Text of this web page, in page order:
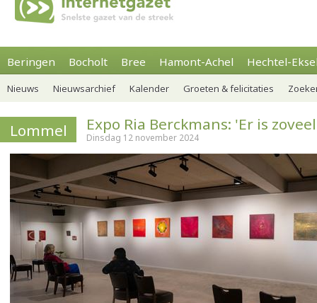
Beringen Bocholt Bree Hamont-Achel Hechtel-
Nieuws Nieuwsarchief Kalender Groeten & felicitaties
Lommel Expo Ria Berckmans: 'Er is
Dinsdag 12 november 2024